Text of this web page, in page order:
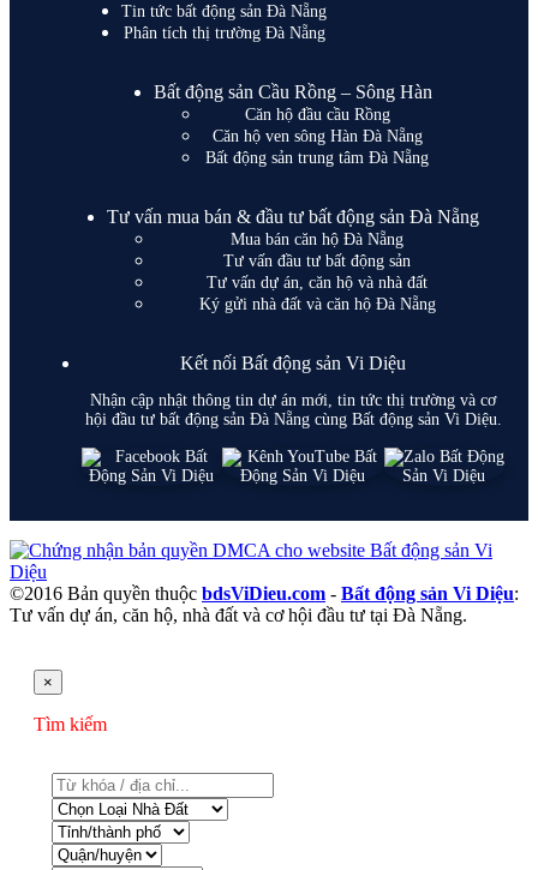
Tin tức bất động sản Đà Nẵng
Phân tích thị trường Đà Nẵng
Bất động sản Cầu Rồng – Sông Hàn
Căn hộ đầu cầu Rồng
Căn hộ ven sông Hàn Đà Nẵng
Bất động sản trung tâm Đà Nẵng
Tư vấn mua bán & đầu tư bất động sản Đà Nẵng
Mua bán căn hộ Đà Nẵng
Tư vấn đầu tư bất động sản
Tư vấn dự án, căn hộ và nhà đất
Ký gửi nhà đất và căn hộ Đà Nẵng
Kết nối Bất động sản Vi Diệu
Nhận cập nhật thông tin dự án mới, tin tức thị trường và cơ
hội đầu tư bất động sản Đà Nẵng cùng Bất động sản Vi Diệu.
©2016 Bản quyền thuộc bdsViDieu.com - Bất động sản Vi Diệu:
Tư vấn dự án, căn hộ, nhà đất và cơ hội đầu tư tại Đà Nẵng.
×
Tìm kiếm